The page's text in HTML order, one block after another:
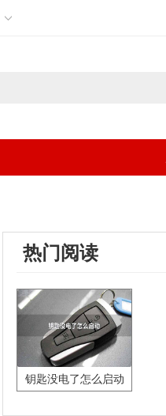
热门阅读
钥匙没电了怎么启动